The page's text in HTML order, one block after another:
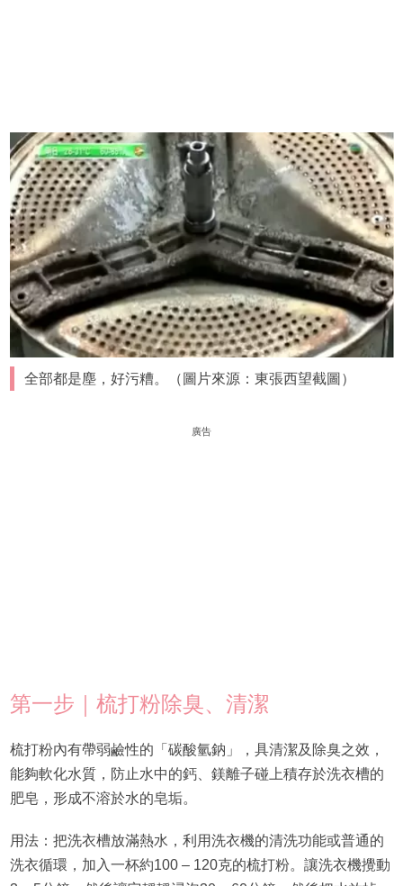
全部都是塵，好污糟。（圖片來源：東張西望截圖）
廣告
第一步｜梳打粉除臭、清潔
梳打粉內有帶弱鹼性的「碳酸氫鈉」，具清潔及除臭之效，
能夠軟化水質，防止水中的鈣、鎂離子碰上積存於洗衣槽的
肥皂，形成不溶於水的皂垢。
用法：把洗衣槽放滿熱水，利用洗衣機的清洗功能或普通的
洗衣循環，加入一杯約100 – 120克的梳打粉。讓洗衣機攪動